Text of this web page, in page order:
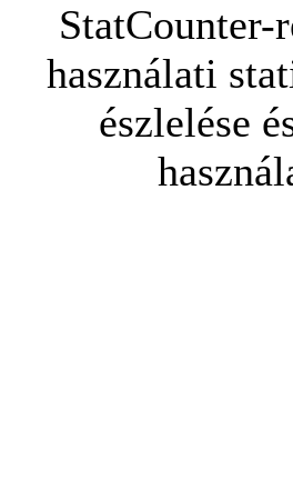
StatCounter-
használati
észlelése